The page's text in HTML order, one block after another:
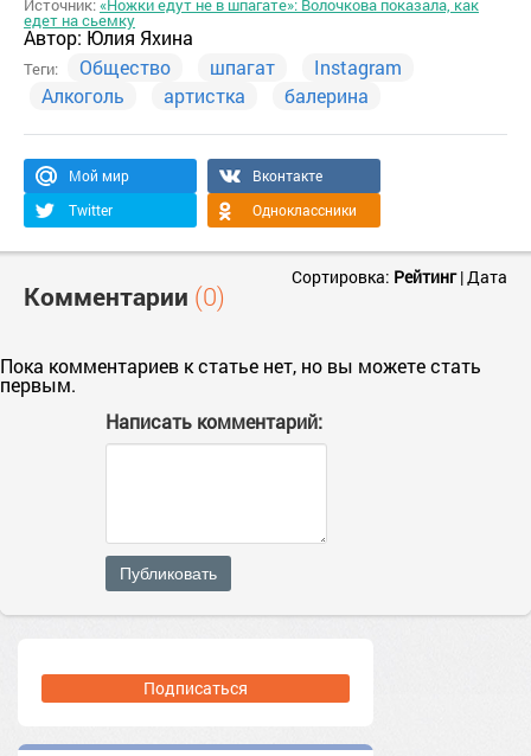
Источник:«Ножки едут не в шпагате»: Волочкова показала, как
едет на сьемку
Автор: Юлия Яхина
Теги: Общество шпагат
Instagram
Алкоголь
артистка балерина
Мой мир
Вконтакте
Twitter
Одноклассники
Комментарии (0)
Сортировка: Рейтинг|Дата
Пока комментариев к статье нет, но вы можете стать
первым.
Написать комментарий:
Публиковать
Подписаться